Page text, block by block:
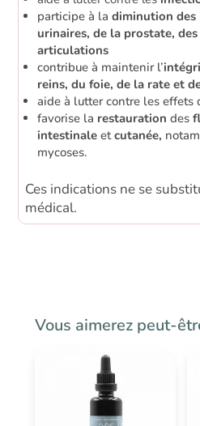
participe à ladiminution des
urinaires, de la prostate,
articulations
contribue à maintenir l’
reins, du foie, de la rate et
aide à lutter contre les
favorise la restauration des
intestinale etcutanée,
mycoses.
Ces indications ne se
médical.
Vous aimerez peut-